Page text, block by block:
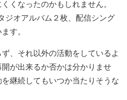
くなったのかもしれません。
オアルバム２枚、配信シング
す。
、それ以外の活動をしているよ
が出来るか否かは分かりませ
継続してもいつか当たりそうな